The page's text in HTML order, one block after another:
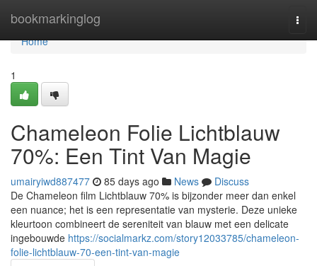
bookmarkinglog
Home
Home
1
Chameleon Folie Lichtblauw
70%: Een Tint Van Magie
umairyiwd887477 85 days ago News
Discuss
De Chameleon film Lichtblauw 70% is bijzonder meer dan enkel
een nuance; het is een representatie van mysterie. Deze unieke
kleurtoon combineert de sereniteit van blauw met een delicate
ingebouwde https://socialmarkz.com/story12033785/chameleon-
folie-lichtblauw-70-een-tint-van-magie